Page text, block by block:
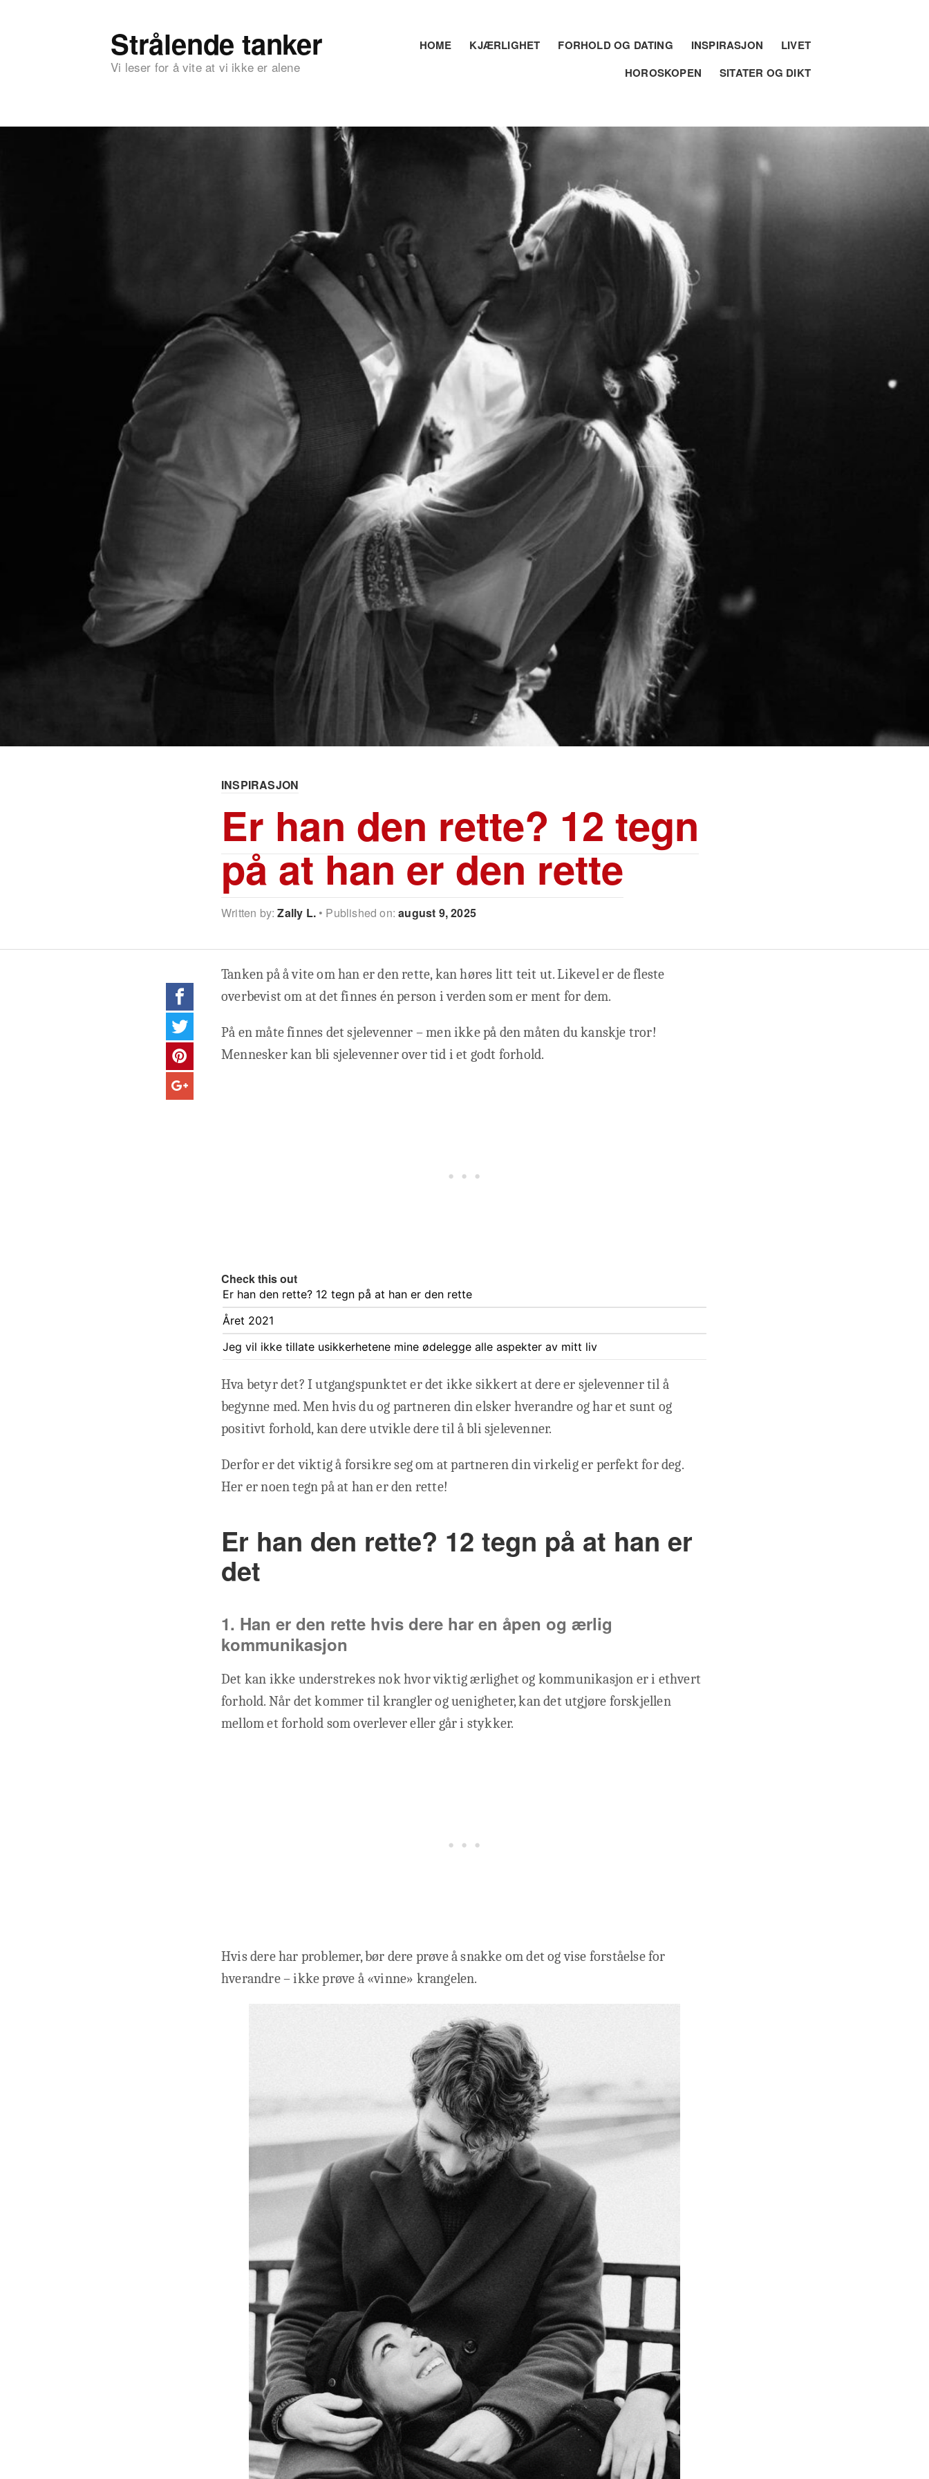
Strålende tanker
Vi leser for å vite at vi ikke er alene
HOME KJÆRLIGHET FORHOLD OG DATING INSPIRASJON
LIVET
HOROSKOPEN
SITATER OG DIKT
INSPIRASJON
Er han den rette? 12 tegn
på at han er den rette
Written by:Zally L. Published on:august 9, 2025
Tanken på å vite om han er den rette, kan høres litt teit ut. Likevel er de fleste
overbevist om at det finnes én person i verden som er ment for dem.
På en måte finnes det sjelevenner – men ikke på den måten du kanskje tror!
Mennesker kan bli sjelevenner over tid i et godt forhold.
Check this out
Er han den rette? 12 tegn på at han er den rette
Året 2021
Jeg vil ikke tillate usikkerhetene mine ødelegge alle aspekter av mitt liv
Hva betyr det? I utgangspunktet er det ikke sikkert at dere er sjelevenner til å
begynne med. Men hvis du og partneren din elsker hverandre og har et sunt og
positivt forhold, kan dere utvikle dere til å bli sjelevenner.
Derfor er det viktig å forsikre seg om at partneren din virkelig er perfekt for deg.
Her er noen tegn på at han er den rette!
Er han den rette? 12 tegn på at han er
det
1. Han er den rette hvis dere har en åpen og ærlig
kommunikasjon
Det kan ikke understrekes nok hvor viktig ærlighet og kommunikasjon er i ethvert
forhold. Når det kommer til krangler og uenigheter, kan det utgjøre forskjellen
mellom et forhold som overlever eller går i stykker.
Hvis dere har problemer, bør dere prøve å snakke om det og vise forståelse for
hverandre – ikke prøve å «vinne» krangelen.